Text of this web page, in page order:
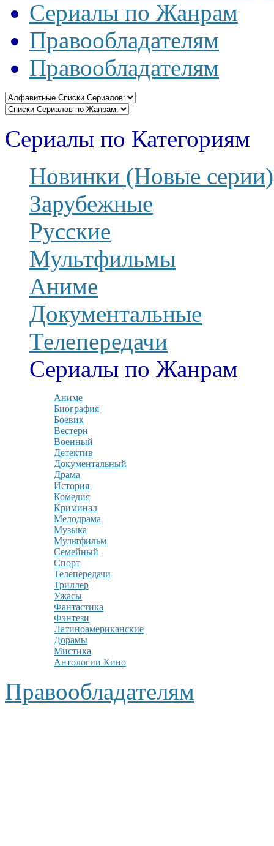
Сериалы по Жанрам
Правообладателям
Правообладателям
Сериалы по Категориям
Новинки (Новые серии)
Зарубежные
Русские
Мультфильмы
Аниме
Документальные
Телепередачи
Сериалы по Жанрам
Аниме
Биография
Боевик
Вестерн
Военный
Детектив
Документальный
Драма
История
Комедия
Криминал
Мелодрама
Музыка
Мультфильм
Семейный
Спорт
Телепередачи
Триллер
Ужасы
Фантастика
Фэнтези
Латиноамериканские
Дорамы
Мистика
Антологии Кино
Правообладателям